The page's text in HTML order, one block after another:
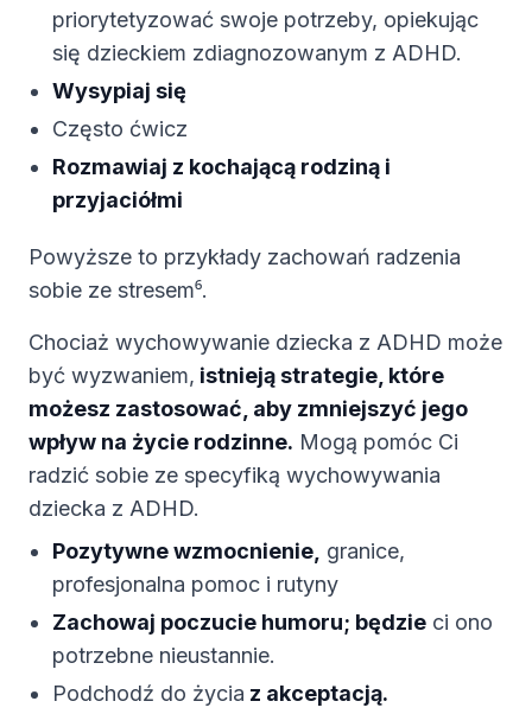
priorytetyzować swoje potrzeby, opiekując
się dzieckiem zdiagnozowanym z ADHD.
Wysypiaj się
Często ćwicz
Rozmawiaj z kochającą rodziną i
przyjaciółmi
Powyższe to przykłady zachowań radzenia
sobie ze stresem⁶.
Chociaż wychowywanie dziecka z ADHD może
być wyzwaniem, istnieją strategie, które
możesz zastosować, aby zmniejszyć jego
wpływ na życie rodzinne. Mogą pomóc Ci
radzić sobie ze specyfiką wychowywania
dziecka z ADHD.
Pozytywne wzmocnienie, granice,
profesjonalna pomoc i rutyny
Zachowaj poczucie humoru; będzie ci ono
potrzebne nieustannie.
Podchodź do życia z akceptacją.